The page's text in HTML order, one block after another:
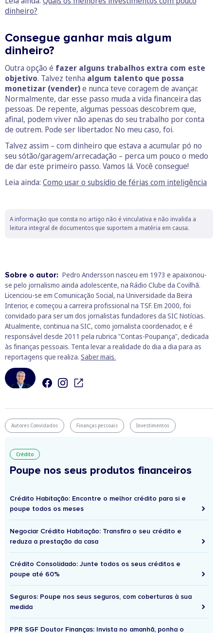
dinheiro?
Consegue ganhar mais algum
dinheiro?
Outra opção é fazer alguns trabalhos extra com este
objetivo. Talvez tenha algum talento que possa
monetizar (vender)e nunca teve coragem de avançar.
Normalmente, dar esse passo muda a vida financeira das
pessoas. De repente, algumas pessoas descobrem que,
afinal, podem viver não apenas do seu trabalho por conta
de outrem. Pode ser libertador. No meu caso, foi.
Talvez assim – com dinheiro que estava a acumular pó no
seu sótão/garagem/arrecadação – perca um pouco o medo
de dar este primeiro passo. Vamos lá. Você consegue!
Leia ainda: Como usar o subsídio de férias com inteligência
A informação que consta no artigo não é vinculativa e não invalida a
leitura integral de documentos que suportem a matéria em causa.
Sobre o autor: Pedro Andersson nasceu em 1973 e apaixonou-
se pelo jornalismo ainda adolescente, na Rádio Clube da Covilhã.
Licenciou-se em Comunicação Social, na Universidade da Beira
Interior, e começou a carreira profissional na TSF. Em 2000, foi
convidado para ser um dos jornalistas fundadores da SIC Notícias.
Atualmente, continua na SIC, como jornalista coordenador, e é
responsável desde 2011 pela rubrica "Contas-Poupança", dedicada
às finanças pessoais. Tenta levar a realidade do dia a dia para as
reportagens que realiza. Saber mais.
Autores Convidados Finanças pessoais Investimentos
Crédito
Poupe nos seus produtos financeiros
Crédito Habitação: Encontre o melhor crédito para si e
poupe todos os meses
Negociar Crédito Habitação: Transfira o seu crédito e
reduza a prestação da casa
Crédito Consolidado: Junte todos os seus créditos e
poupe até 60%
Seguros: Poupe nos seus seguros, com coberturas à sua
medida
PPR SGF Doutor Finanças: Invista no amanhã, ponha o